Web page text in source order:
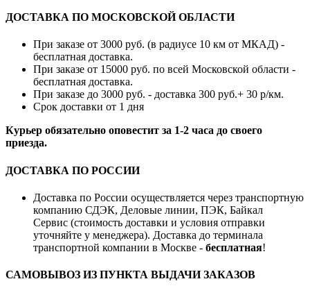
ДОСТАВКА ПО МОСКОВСКОЙ ОБЛАСТИ
При заказе от 3000 руб. (в радиусе 10 км от МКАД) -
бесплатная доставка.
При заказе от 15000 руб. по всей Московской области -
бесплатная доставка.
При заказе до 3000 руб. - доставка 300 руб.+ 30 р/км.
Срок доставки от 1 дня
Курьер обязательно оповестит за 1-2 часа до своего
приезда.
ДОСТАВКА ПО РОССИИ
Доставка по России осуществляется через транспортную
компанию СДЭК, Деловые линии, ПЭК, Байкал
Сервис (стоимость доставки и условия отправки
уточняйте у менеджера). Доставка до терминала
транспортной компании в Москве - бесплатная!
САМОВЫВОЗ ИЗ ПУНКТА ВЫДАЧИ ЗАКАЗОВ